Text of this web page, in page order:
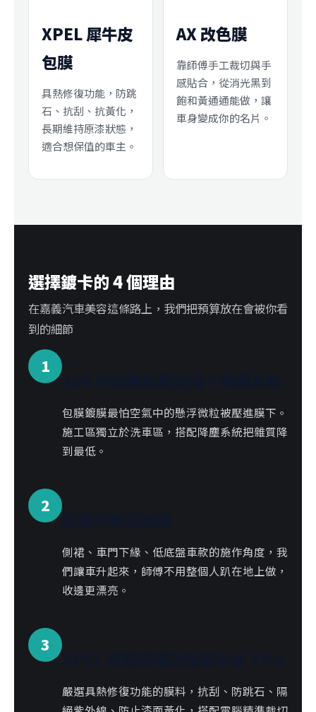
XPEL 犀牛皮
包膜
具熱修復功能，防跳
石、抗刮、抗黃化，
長期維持原漆狀態，
適合想保值的車主。
AX 改色膜
靠師傅手工裁切與手
感貼合，從消光黑到
飽和黃通通能做，讓
車身變成你的名片。
選擇鍍卡的 4 個理由
在嘉義汽車美容這條路上，我們把預算放在會被你看
到的細節
1
包膜鍍膜最怕空氣中的懸浮微粒被壓進膜下。
施工區獨立於洗車區，搭配降塵系統把雜質降
到最低。
2
側裙、車門下緣、低底盤車款的施作角度，我
們讓車升起來，師傅不用整個人趴在地上做，
收邊更漂亮。
3
嚴選具熱修復功能的膜料，抗刮、防跳石、隔